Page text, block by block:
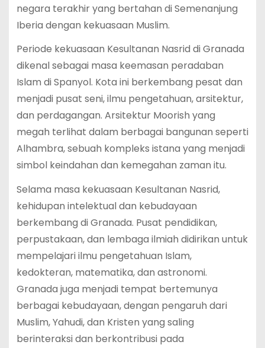
negara terakhir yang bertahan di Semenanjung
Iberia dengan kekuasaan Muslim.
Periode kekuasaan Kesultanan Nasrid di Granada
dikenal sebagai masa keemasan peradaban
Islam di Spanyol. Kota ini berkembang pesat dan
menjadi pusat seni, ilmu pengetahuan, arsitektur,
dan perdagangan. Arsitektur Moorish yang
megah terlihat dalam berbagai bangunan seperti
Alhambra, sebuah kompleks istana yang menjadi
simbol keindahan dan kemegahan zaman itu.
Selama masa kekuasaan Kesultanan Nasrid,
kehidupan intelektual dan kebudayaan
berkembang di Granada. Pusat pendidikan,
perpustakaan, dan lembaga ilmiah didirikan untuk
mempelajari ilmu pengetahuan Islam,
kedokteran, matematika, dan astronomi.
Granada juga menjadi tempat bertemunya
berbagai kebudayaan, dengan pengaruh dari
Muslim, Yahudi, dan Kristen yang saling
berinteraksi dan berkontribusi pada